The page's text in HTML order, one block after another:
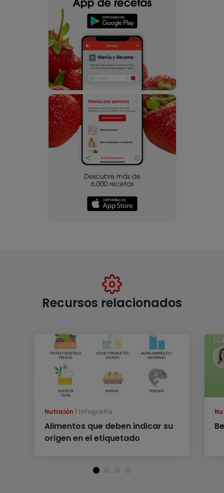
Recursos relacionados
Nutrición Infografía
Alimentos que deben indicar su
origen en el etiquetado